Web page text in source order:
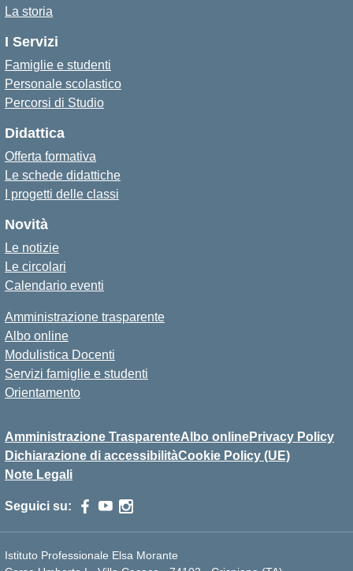
La storia
I Servizi
Famiglie e studenti
Personale scolastico
Percorsi di Studio
Didattica
Offerta formativa
Le schede didattiche
I progetti delle classi
Novità
Le notizie
Le circolari
Calendario eventi
Amministrazione trasparente
Albo online
Modulistica Docenti
Servizi famiglie e studenti
Orientamento
Amministrazione TrasparenteAlbo onlinePrivacy Policy
Dichiarazione di accessibilitàCookie Policy (UE)
Note Legali
Seguici su:
Istituto Professionale Elsa Morante